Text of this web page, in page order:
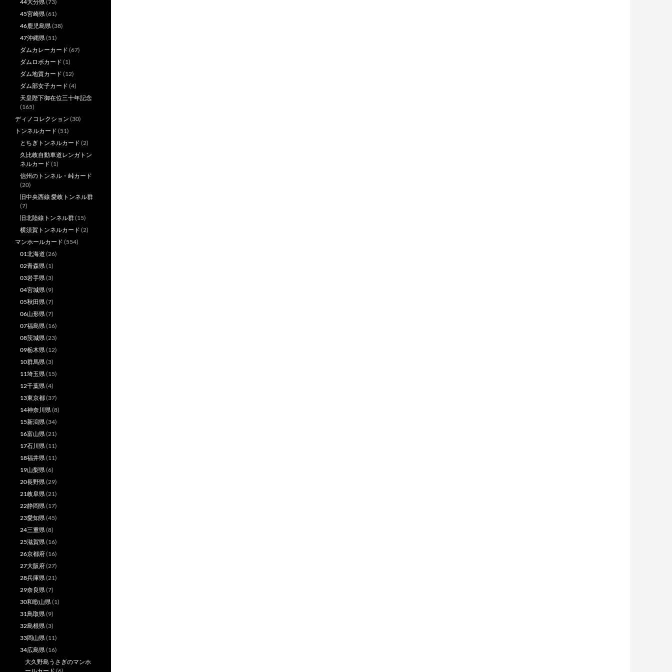
44大分県(73)
45宮崎県(61)
46鹿児島県(38)
47沖縄県(51)
ダムカレーカード (67)
ダムロボカード (1)
ダム地質カード (12)
ダム部女子カード (4)
天皇陛下御在位三十年記念
(165)
ディノコレクション (30)
トンネルカード (51)
とちぎトンネルカード (2)
久比岐自動車道レンガトン
ネルカード (1)
信州のトンネル・峠カード
(20)
旧中央西線 愛岐トンネル群
(7)
旧北陸線トンネル群(15)
横須賀トンネルカード (2)
マンホールカード (554)
01北海道 (26)
02青森県(1)
03岩手県(3)
04宮城県(9)
05秋田県(7)
06山形県(7)
07福島県(16)
08茨城県(23)
09栃木県(12)
10群馬県(3)
11埼玉県(15)
12千葉県(4)
13東京都(37)
14神奈川県(8)
15新潟県(34)
16富山県(21)
17石川県(11)
18福井県(11)
19山梨県(6)
20長野県(29)
21岐阜県(21)
22静岡県(17)
23愛知県(45)
24三重県(8)
25滋賀県(16)
26京都府(16)
27大阪府(27)
28兵庫県(21)
29奈良県(7)
30和歌山県(1)
31鳥取県(9)
32島根県(3)
33岡山県(11)
34広島県(16)
大久野島うさぎのマンホ